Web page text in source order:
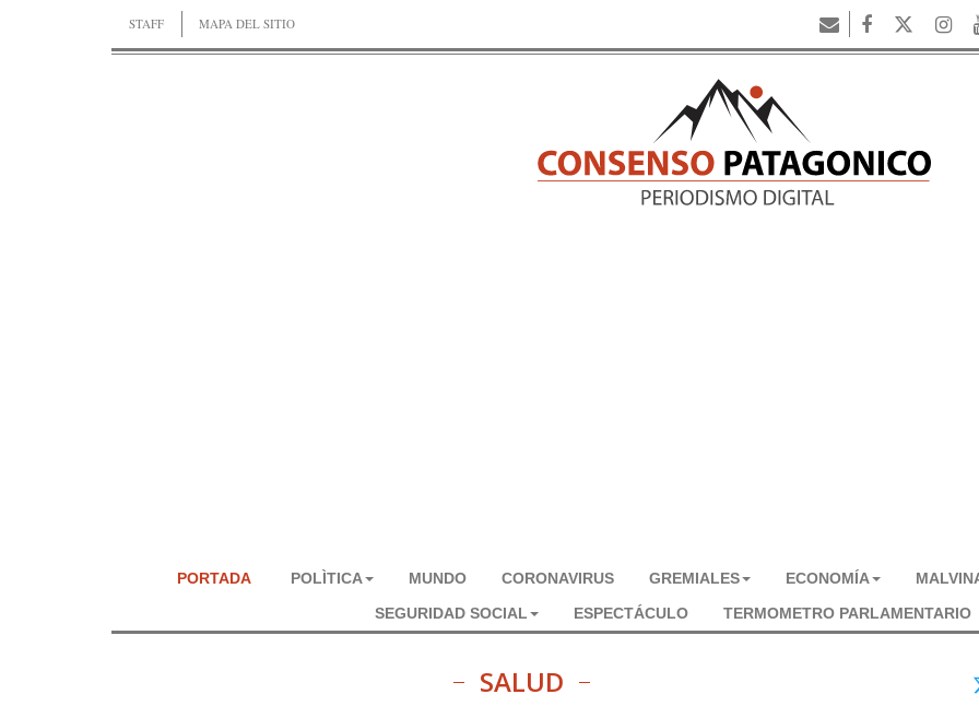
STAFF MAPA DEL SITIO
PORTADA POLÌTICA MUNDO CORONAVIRUS GREMIALES ECONOMÍA
SEGURIDAD SOCIAL
ESPECTÁCULO TERMOMETRO PARLAMENTARIO
SALUD